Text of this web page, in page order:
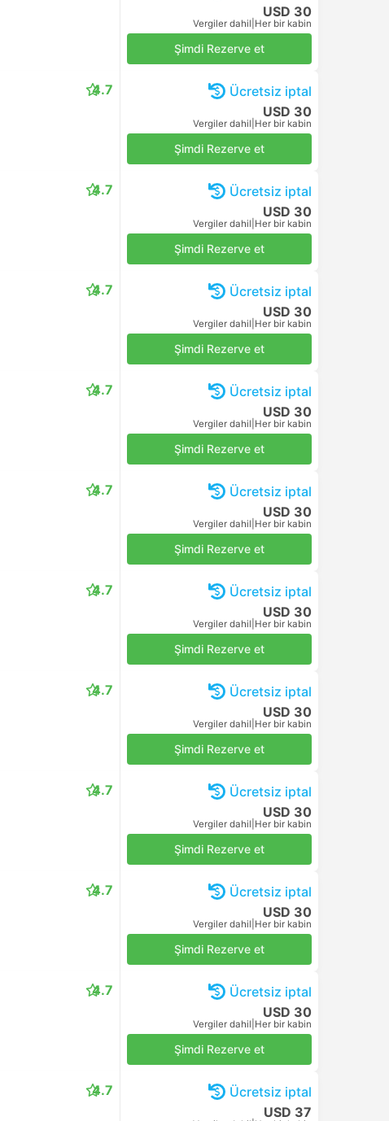
USD 30
Vergiler dahil Her bir kabin
Şimdi Rezerve et
4.7
Ücretsiz iptal
USD 30
Vergiler dahil Her bir kabin
Şimdi Rezerve et
4.7
Ücretsiz iptal
USD 30
Vergiler dahil Her bir kabin
Şimdi Rezerve et
4.7
Ücretsiz iptal
USD 30
Vergiler dahil Her bir kabin
Şimdi Rezerve et
4.7
Ücretsiz iptal
USD 30
Vergiler dahil Her bir kabin
Şimdi Rezerve et
4.7
Ücretsiz iptal
USD 30
Vergiler dahil Her bir kabin
Şimdi Rezerve et
4.7
Ücretsiz iptal
USD 30
Vergiler dahil Her bir kabin
Şimdi Rezerve et
4.7
Ücretsiz iptal
USD 30
Vergiler dahil Her bir kabin
Şimdi Rezerve et
4.7
Ücretsiz iptal
USD 30
Vergiler dahil Her bir kabin
Şimdi Rezerve et
4.7
Ücretsiz iptal
USD 30
Vergiler dahil Her bir kabin
Şimdi Rezerve et
4.7
Ücretsiz iptal
USD 30
Vergiler dahil Her bir kabin
Şimdi Rezerve et
4.7
Ücretsiz iptal
USD 37